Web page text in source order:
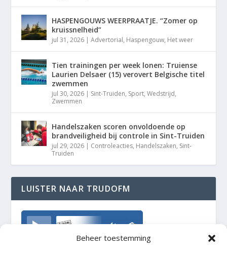
Beheer toestemming
HASPENGOUWS WEERPRAATJE. “Zomer op
kruissnelheid”
jul 31, 2026 |Advertorial, Haspengouw, Het weer
Tien trainingen per week lonen: Truiense
Laurien Delsaer (15) verovert Belgische titel
zwemmen
jul 30, 2026 | Sint-Truiden, Sport,Wedstrijd,
Zwemmen
Handelszaken scoren onvoldoende op
brandveiligheid bij controle in Sint-Truiden
jul 29, 2026 | Controleacties, Handelszaken, Sint-
Truiden
LUISTER NAAR TRUDOFM
TrudoFM